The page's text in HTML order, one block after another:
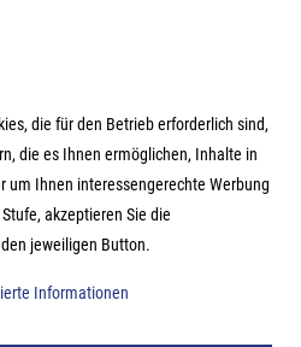
die für den Betrieb erforderlich sind,
die es Ihnen ermöglichen, Inhalte in
um Ihnen interessengerechte Werbung
akzeptieren Sie die
jeweiligen Button.
Informationen